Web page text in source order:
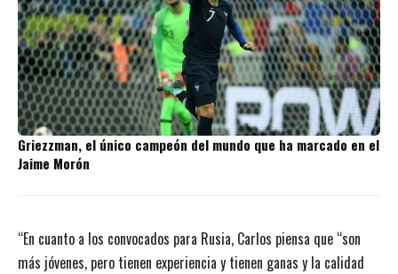
Griezzman, el único campeón del mundo que ha marcado en el
Jaime Morón
“En cuanto a los convocados para Rusia, Carlos piensa que “son
más jóvenes, pero tienen experiencia y tienen ganas y la calidad